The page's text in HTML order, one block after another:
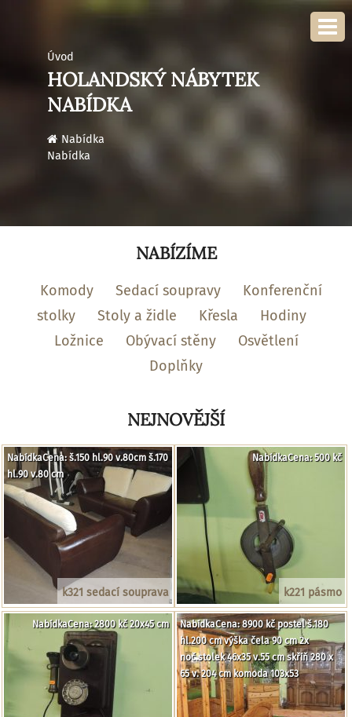
Úvod
HOLANDSKÝ NÁBYTEK
NABÍDKA
Nabídka
Nabídka
NABÍZÍME
Komody Sedací soupravy
Konferenční
stolky
Stoly a židle Křesla
Hodiny
Ložnice
Obývací stěny
Osvětlení
Doplňky
NEJNOVĚJŠÍ
k321 sedací souprava
NabídkaCena: š.150 hl.90 v.80cm š.170
hl.90 v.80 cm
k221 pásmo
NabídkaCena: 500 kč
NabídkaCena: 2800 kč 20x45 cm
NabídkaCena: 8900 kč postel š.180
hl.200 cm výška čela 90 cm 2x
noč.stolek 46x35 v.55 cm skříň 280 x
65 v. 204 cm komoda 103x53